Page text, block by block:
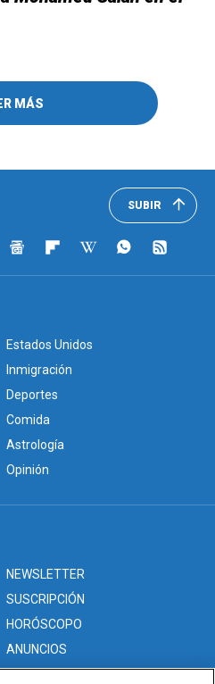
MÁS
SUBIR
Estados Unidos
Inmigración
Deportes
Comida
Astrología
Opinión
NEWSLETTER
SUSCRIPCIÓN
HORÓSCOPO
ANUNCIOS